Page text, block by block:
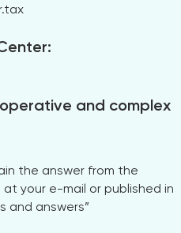
and complex
the answer from the
your e-mail or published in
and answers”